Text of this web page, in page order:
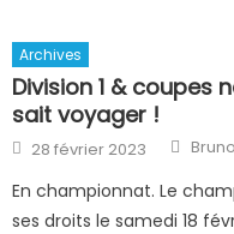
Archives
Division 1 & coupes
sait voyager !
Posted
on
28 février 2023 Author
Bruno
En championnat. Le
ses droits le samedi 18